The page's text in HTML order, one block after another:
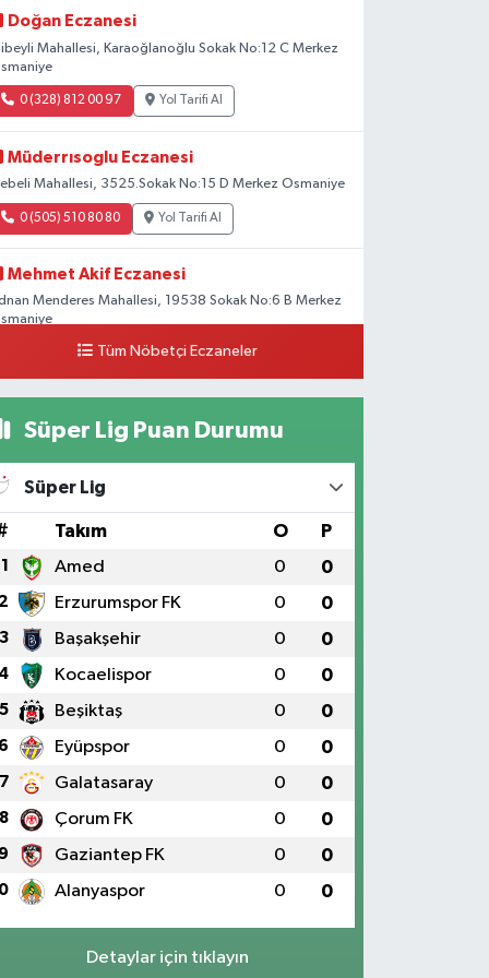
Doğan Eczanesi
Mahallesi, Karaoğlanoğlu Sokak No:12 C Merkez
0 (328) 812 00 97 Yol Tarifi Al
Müderrısoglu Eczanesi
Mahallesi, 3525.Sokak No:15 D Merkez Osmaniye
0 (505) 510 80 80 Yol Tarifi Al
Mehmet Akif Eczanesi
Menderes Mahallesi, 19538 Sokak No:6 B Merkez
0 (328) 802 58 00 Yol Tarifi Al
Tüm Nöbetçi Eczaneler
Süper Lig Puan Durumu
Süper Lig
Takım O P
1 Amed 0 0
2 Erzurumspor FK 0 0
3 Başakşehir 0 0
4 Kocaelispor 0 0
5 Beşiktaş 0 0
6 Eyüpspor 0 0
7 Galatasaray 0 0
8 Çorum FK 0 0
9 Gaziantep FK 0 0
Alanyaspor 0 0
Detaylar için tıklayın